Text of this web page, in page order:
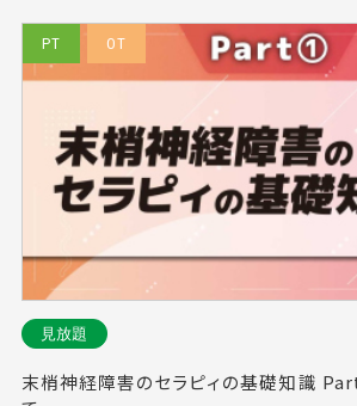
PT OT
見放題
末梢神経障害のセラピィの基礎知識